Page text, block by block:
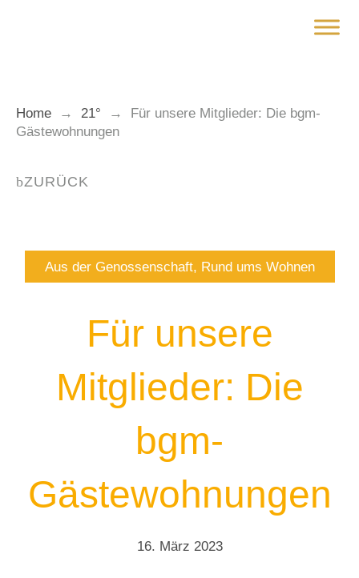
Home → 21° →
Für unsere Mitglieder: Die bgm-
Gästewohnungen
ZURÜCK
Aus der Genossenschaft, Rund ums Wohnen
Für unsere
Mitglieder: Die
bgm-
Gästewohnungen
16. März 2023